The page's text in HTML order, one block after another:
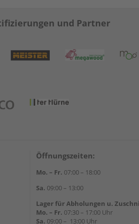
und Partner
Öffnungszeiten:
Mo. – Fr. 07:00 – 18:00
Sa. 09:00 – 13:00
Lager für Abholungen u.
Mo. – Fr. 07:30 – 17:00 Uhr
Sa. 09:00 – 13:00 Uhr